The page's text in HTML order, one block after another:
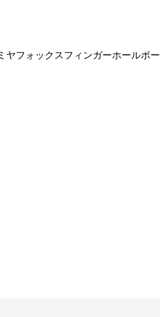
フォックスフィンガーホールボー